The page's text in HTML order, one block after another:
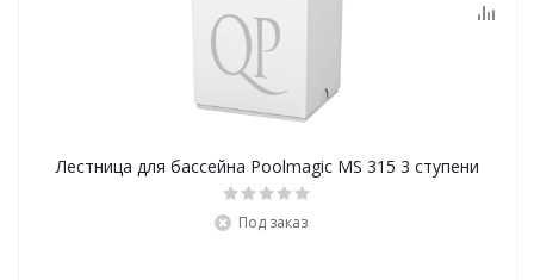
Лестница для бассейна Poolmagic MS 315 3 ступени
Под заказ